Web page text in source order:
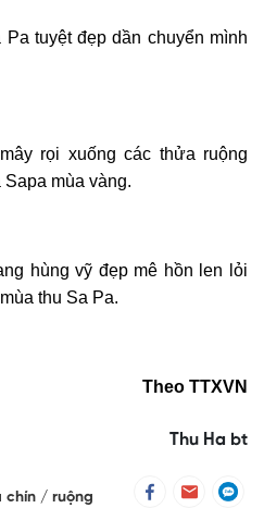
tuyệt đẹp dần chuyển mình
rọi xuống các thửa ruộng
mùa vàng.
hùng vỹ đẹp mê hồn len lỏi
thu Sa Pa.
Theo TTXVN
Thu Ha bt
chín
ruộng